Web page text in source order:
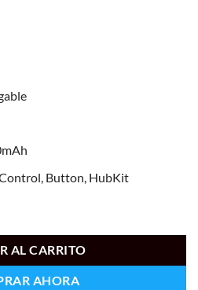
Button, HubKit
AL CARRITO
AHORA